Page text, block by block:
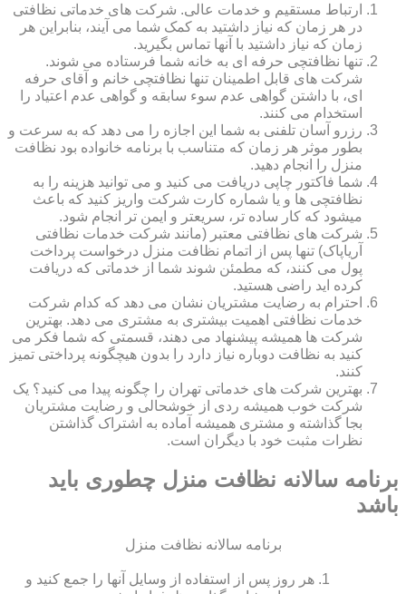
ارتباط مستقیم و خدمات عالی. شرکت های خدماتی نظافتی
در هر زمان که نیاز داشتید به کمک شما می آیند، بنابراین هر
زمان که نیاز داشتید با آنها تماس بگیرید.
تنها نظافتچی حرفه ای به خانه شما فرستاده می شوند.
شرکت های قابل اطمینان تنها نظافتچی خانم و آقای حرفه
ای، با داشتن گواهی عدم سوء سابقه و گواهی عدم اعتیاد را
استخدام می کنند.
رزرو آسان تلفنی به شما این اجازه را می دهد که به سرعت و
بطور موثر هر زمان که متناسب با برنامه خانواده بود نظافت
منزل را انجام دهید.
شما فاکتور چاپی دریافت می کنید و می توانید هزینه را به
نظافتچی ها و یا شماره کارت شرکت واریز کنید که باعث
میشود که کار ساده تر، سریعتر و ایمن تر انجام شود.
شرکت های نظافتی معتبر (مانند شرکت خدمات نظافتی
آریاپاک) تنها پس از اتمام نظافت منزل درخواست پرداخت
پول می کنند، که مطمئن شوند شما از خدماتی که دریافت
کرده اید راضی هستید.
احترام به رضایت مشتریان نشان می دهد که کدام شرکت
خدمات نظافتی اهمیت بیشتری به مشتری می دهد. بهترین
شرکت ها همیشه پیشنهاد می دهند، قسمتی که شما فکر می
کنید به نظافت دوباره نیاز دارد را بدون هیچگونه پرداختی تمیز
کنند.
بهترین شرکت های خدماتی تهران را چگونه پیدا می کنید؟ یک
شرکت خوب همیشه ردی از خوشحالی و رضایت مشتریان
بجا گذاشته و مشتری همیشه آماده به اشتراک گذاشتن
نظرات مثبت خود با دیگران است.
برنامه سالانه نظافت منزل چطوری باید
باشد
برنامه سالانه نظافت منزل
هر روز پس از استفاده از وسایل آنها را جمع کنید و